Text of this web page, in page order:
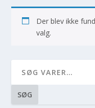
Der blev ikke
valg.
SØG